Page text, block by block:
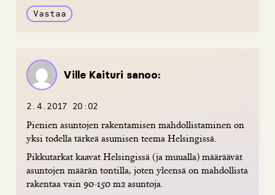
Vastaa
Ville Kaituri sanoo:
2.4.2017 20:02
Pienien asuntojen rakentamisen mahdollistaminen on
yksi todella tärkeä asumisen teema Helsingissä.
Pikkutarkat kaavat Helsingissä (ja muualla) määräävät
asuntojen määrän tontilla, joten yleensä on mahdollista
rakentaa vain 90-150 m2 asuntoja.